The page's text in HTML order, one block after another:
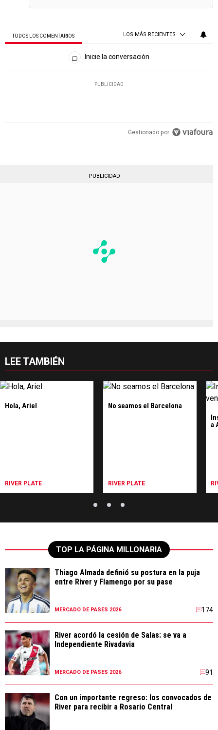
TODOS LOS COMENTARIOS LOS MÁS RECIENTES
Todos los comentarios
Inicie la conversación
PUBLICIDAD
Gestionado por
PUBLICIDAD
LEE TAMBIÉN
Hola, Ariel
RIVER PLATE
No seamos el Barcelona
RIVER PLATE
a
TOP LA PÁGINA MILLONARIA
Thiago Almada definió su postura en la puja
entre River y Flamengo por su pase
MERCADO DE PASES 2026 174
River acordó la cesión de Salas: se va a
Independiente Rivadavia
MERCADO DE PASES 2026 91
Con un importante regreso: los convocados de
River para recibir a Rosario Central